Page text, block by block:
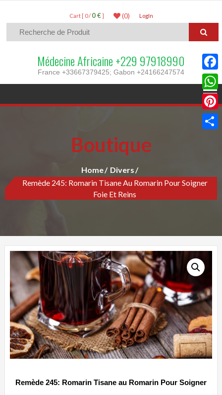
Cart [ 0 / 0 €] (0) LogIn
Médecine Africaine +229 97918990
France +33667379425; Gabon +24166247574
Boutique
Home
Divers
Remède 245: Romarin Tisane Au Romarin Pour Soigner
Foie Et Reins
Remède 245: Romarin Tisane au Romarin Pour Soigner